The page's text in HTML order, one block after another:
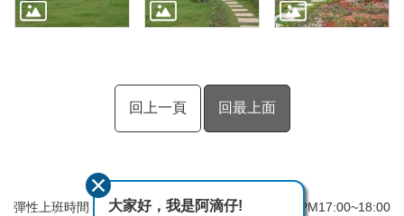
回上一頁 回最上面
彈性上班時間：AM8:00~09:00 彈性下班時間：PM17:00~18:00
大家好，我是阿滴仔!